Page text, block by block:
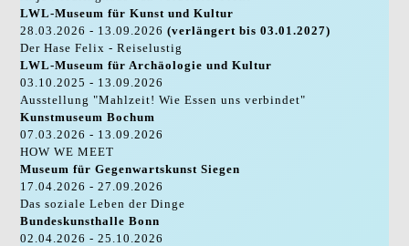
LWL-Museum für Kunst und Kultur
28.03.2026 - 13.09.2026(verlängert bis 03.01.2027)
Der Hase Felix - Reiselustig
LWL-Museum für Archäologie und Kultur
03.10.2025 - 13.09.2026
Ausstellung "Mahlzeit! Wie Essen uns verbindet"
Kunstmuseum Bochum
07.03.2026 - 13.09.2026
HOW WE MEET
Museum für Gegenwartskunst Siegen
17.04.2026 - 27.09.2026
Das soziale Leben der Dinge
Bundeskunsthalle Bonn
02.04.2026 - 25.10.2026